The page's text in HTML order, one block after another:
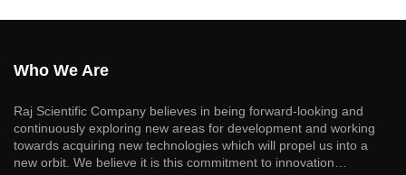
Who We Are
Raj Scientific Company believes in being forward-looking and
continuously exploring new areas for development and working
towards acquiring new technologies which will propel us into a
new orbit. We believe it is this commitment to innovation…